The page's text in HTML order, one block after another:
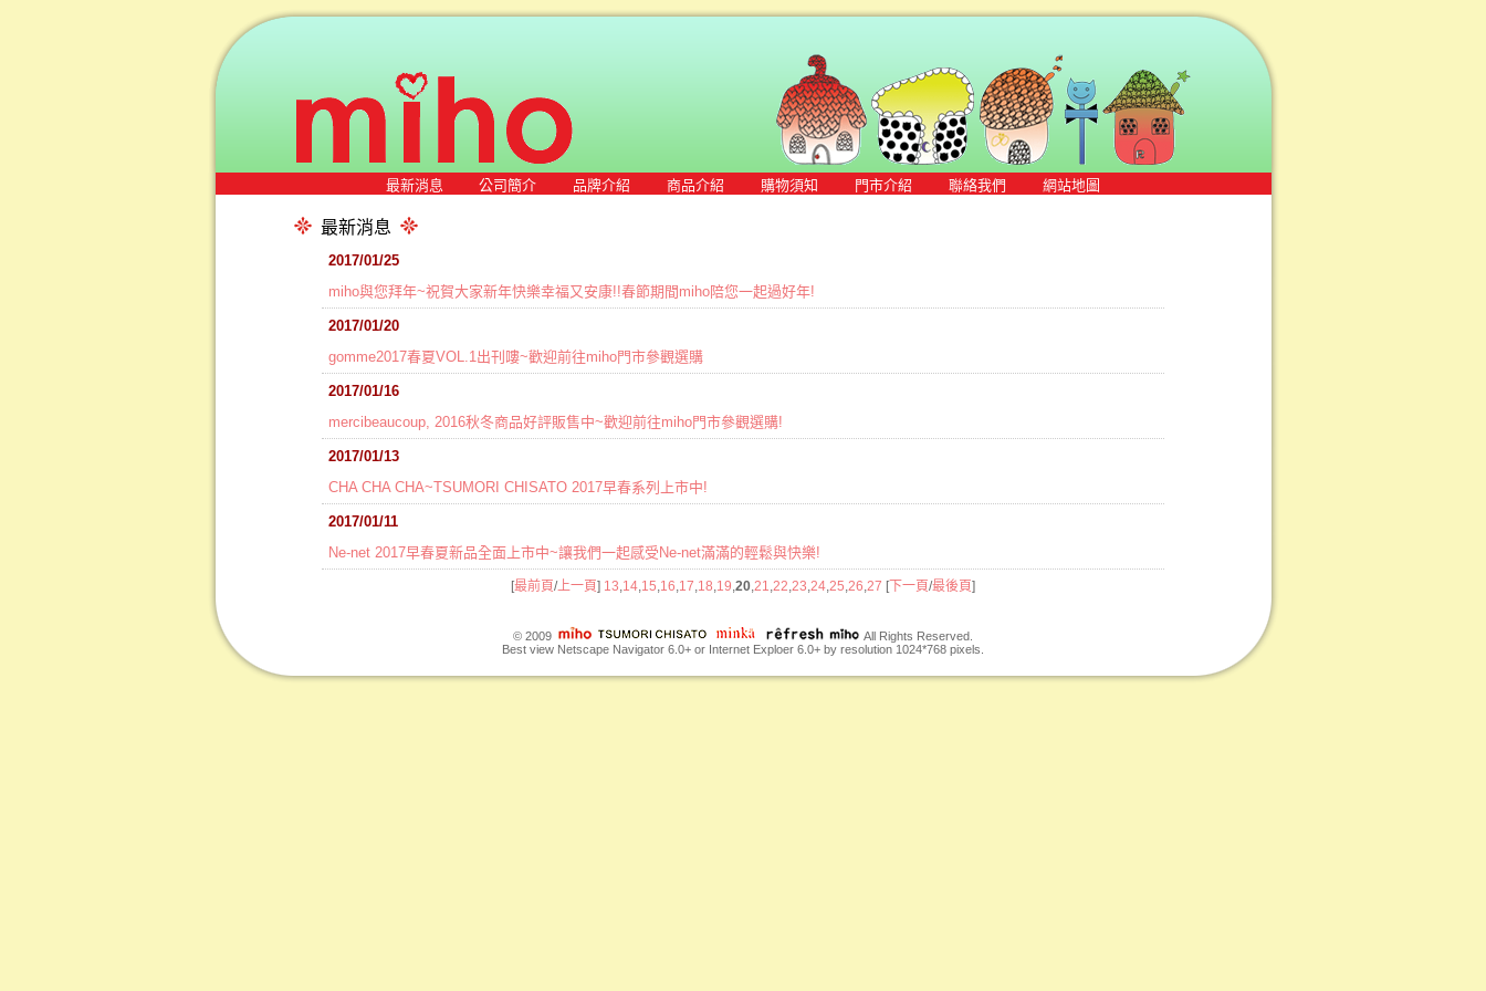
最新消息 公司簡介 品牌介紹 商品介紹 購物須知 門市介紹 聯絡我們 網站地圖
最新消息
2017/01/25
miho與您拜年~祝賀大家新年快樂幸福又安康!!春節期間miho陪您一起過好年!
2017/01/20
gomme2017春夏VOL.1出刊嘍~歡迎前往miho門市參觀選購
2017/01/16
mercibeaucoup, 2016秋冬商品好評販售中~歡迎前往miho門市參觀選購!
2017/01/13
CHA CHA CHA~TSUMORI CHISATO 2017早春系列上市中!
2017/01/11
Ne-net 2017早春夏新品全面上市中~讓我們一起感受Ne-net滿滿的輕鬆與快樂!
[最前頁/上一頁] 13 14 15 16 17 18 19 20 21 22 23 24 25 26 27 [下一頁/最後頁]
© 2009
All Rights Reserved.
Best view Netscape Navigator 6.0+ or Internet Exploer 6.0+ by resolution 1024*768 pixels.